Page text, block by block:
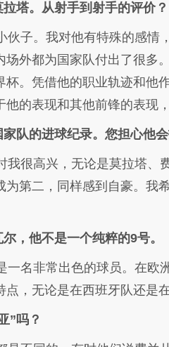
塔。从射手到射手的评价？
伙子。我对他有特殊的感情
场外都为国家队付出了很多
杯。凭借他的职业轨迹和他
的表现和其他前锋的表现
队的进球纪录。您担心他
我很高兴，无论是莫拉塔、
为第二，同样感到自豪。我
，他不是一个纯粹的9号。
一名非常出色的球员。在欧
点，无论是在西班牙队还是
”吗？